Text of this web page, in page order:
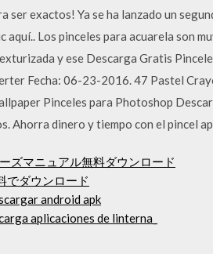
ser exactos! Ya se ha lanzado un
aquí.. Los pinceles para acuarela son
y ese Descarga Gratis
Fecha: 06-23-2016. 47 Pastel
Pinceles para Photoshop
Ahorra dinero y tiempo con el pincel
ズマニュアル無料ダウンロード
でダウンロード
android apk
aplicaciones de linterna_